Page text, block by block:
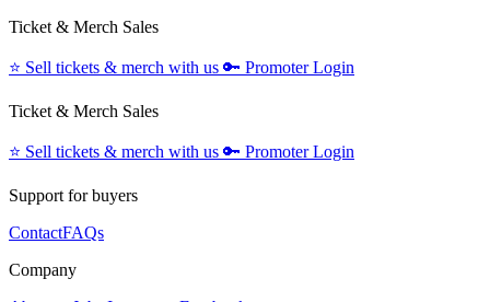
Ticket & Merch Sales
⭐️ Sell tickets & merch with us 🔑 Promoter Login
Ticket & Merch Sales
⭐️ Sell tickets & merch with us 🔑 Promoter Login
Support for buyers
ContactFAQs
Company